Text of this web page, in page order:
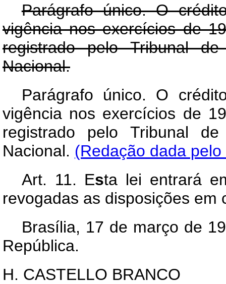
Parágrafo único. O
vigência nos exercícios de
registrado pelo Tribunal
Nacional.
Parágrafo único. O
vigência nos exercícios de
registrado pelo Tribunal
Nacional. (Redação dada
Art. 11. Esta lei entrará
revogadas as disposições em
Brasília, 17 de março de
República.
H. CASTELLO BRANCO